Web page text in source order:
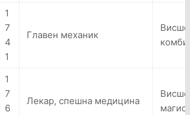
1
7
4
1
Главен механик
1
7
6
Лекар, спешна медицина